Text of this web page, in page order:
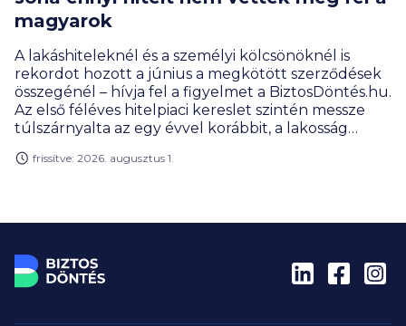
magyarok
A lakáshiteleknél és a személyi kölcsönöknél is
rekordot hozott a június a megkötött szerződések
összegénél – hívja fel a figyelmet a BiztosDöntés.hu.
Az első féléves hitelpiaci kereslet szintén messze
túlszárnyalta az egy évvel korábbit, a lakosság
milliárd forint közelében mozog.
frissítve: 2026. augusztus 1.